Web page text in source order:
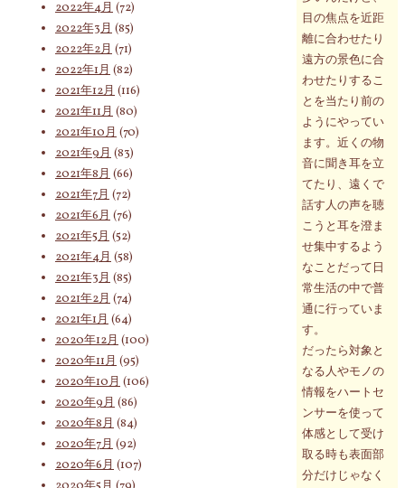
目の焦点を近距
離に合わせたり
遠方の景色に合
わせたりするこ
とを当たり前の
ようにやってい
ます。近くの物
音に聞き耳を立
てたり、遠くで
話す人の声を聴
こうと耳を澄ま
せ集中するよう
なことだって日
常生活の中で普
通に行っていま
す。
だったら対象と
なる人やモノの
情報をハートセ
ンサーを使って
体感として受け
取る時も表面部
分だけじゃなく
2022年4月 (72)
2022年3月 (85)
2022年2月 (71)
2022年1月 (82)
2021年12月 (116)
2021年11月 (80)
2021年10月 (70)
2021年9月 (83)
2021年8月 (66)
2021年7月 (72)
2021年6月 (76)
2021年5月 (52)
2021年4月 (58)
2021年3月 (85)
2021年2月 (74)
2021年1月 (64)
2020年12月 (100)
2020年11月 (95)
2020年10月 (106)
2020年9月 (86)
2020年8月 (84)
2020年7月 (92)
2020年6月 (107)